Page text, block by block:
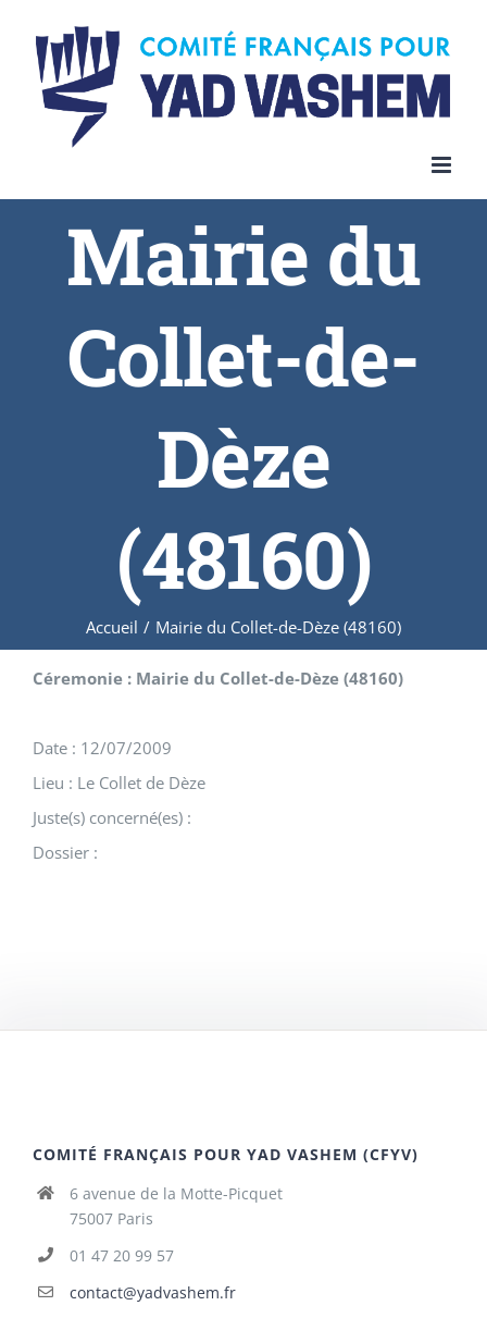
content
Mairie du
Collet-de-
Dèze
(48160)
Accueil / Mairie du Collet-de-Dèze (48160)
Céremonie : Mairie du Collet-de-Dèze (48160)
Date : 12/07/2009
Lieu : Le Collet de Dèze
Juste(s) concerné(es) :
Dossier :
COMITÉ FRANÇAIS POUR YAD VASHEM (CFYV)
6 avenue de la Motte-Picquet
75007 Paris
01 47 20 99 57
contact@yadvashem.fr